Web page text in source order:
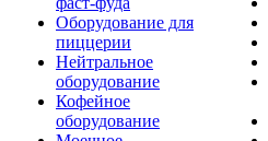
Оборудование для
пиццерии
Нейтральное
оборудование
Кофейное
оборудование